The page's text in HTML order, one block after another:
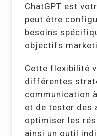
ChatGPT est
peut être
besoins
objectifs
Cette flexibilité
différentes
communication
et de tester des
optimiser les
ainsi un outil